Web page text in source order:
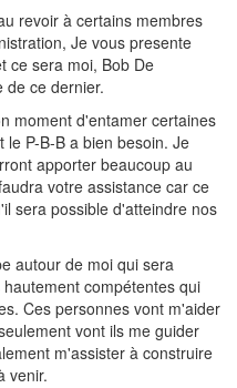
revoir à certains membres
Je vous presente
ce sera moi, Bob De
de ce dernier.
moment d'entamer certaines
le P-B-B a bien besoin. Je
apporter beaucoup au
votre assistance car ce
sera possible d'atteindre nos
autour de moi qui sera
compétentes qui
Ces personnes vont m'aider
vont ils me guider
m'assister à construire
venir.